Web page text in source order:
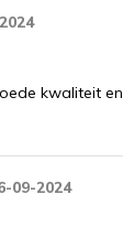
kwaliteit en
09-2024